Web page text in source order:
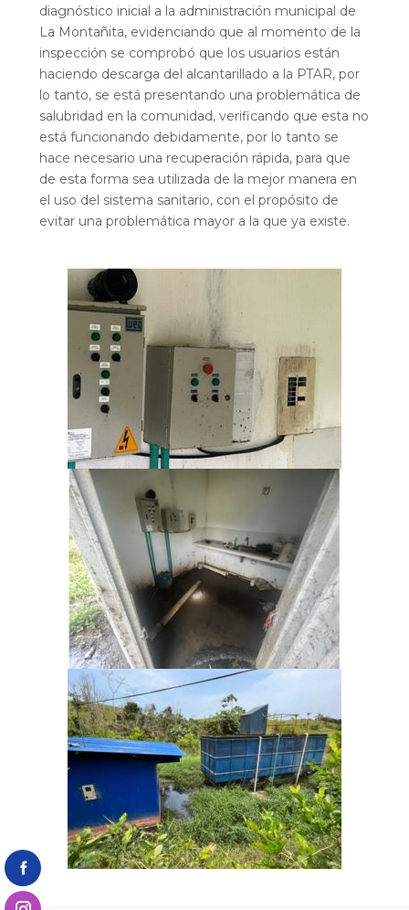
diagnóstico inicial a la administración municipal de
La Montañita, evidenciando que al momento de la
inspección se comprobó que los usuarios están
haciendo descarga del alcantarillado a la PTAR, por
lo tanto, se está presentando una problemática de
salubridad en la comunidad, verificando que esta no
está funcionando debidamente, por lo tanto se
hace necesario una recuperación rápida, para que
de esta forma sea utilizada de la mejor manera en
el uso del sistema sanitario, con el propósito de
evitar una problemática mayor a la que ya existe.